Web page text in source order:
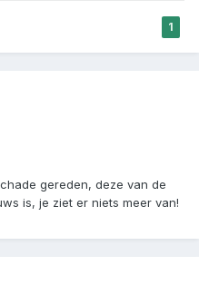
1
gereden, deze van de
is, je ziet er niets meer van!